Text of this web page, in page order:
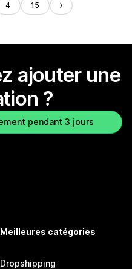
4 15
ajouter une
?
pendant 3 jours
Meilleures catégories
Dropshipping